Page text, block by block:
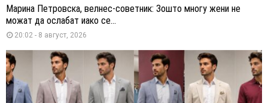
Марина Петровска, велнес-советник: Зошто многу жени не
можат да ослабат иако се...
20:02 - 8 август, 2026